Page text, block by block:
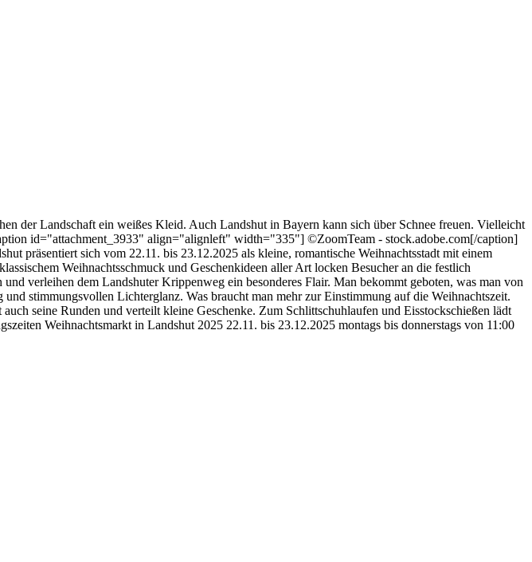
der Landschaft ein weißes Kleid. Auch Landshut in Bayern kann sich über Schnee freuen. Vielleicht
id="attachment_3933" align="alignleft" width="335"] ©ZoomTeam - stock.adobe.com[/caption]
präsentiert sich vom 22.11. bis 23.12.2025 als kleine, romantische Weihnachtsstadt mit einem
Weihnachtsschmuck und Geschenkideen aller Art locken Besucher an die festlich
verleihen dem Landshuter Krippenweg ein besonderes Flair. Man bekommt geboten, was man von
stimmungsvollen Lichterglanz. Was braucht man mehr zur Einstimmung auf die Weihnachtszeit.
seine Runden und verteilt kleine Geschenke. Zum Schlittschuhlaufen und Eisstockschießen lädt
Weihnachtsmarkt in Landshut 2025 22.11. bis 23.12.2025 montags bis donnerstags von 11:00